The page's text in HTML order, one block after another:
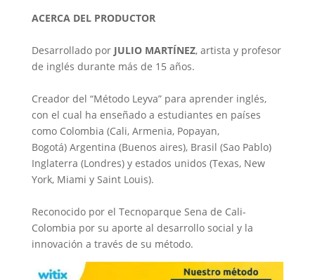
ACERCA DEL PRODUCTOR
Desarrollado por JULIO MARTÍNEZ, artista y profesor
de inglés durante más de 15 años.
Creador del “Método Leyva” para aprender inglés,
con el cual ha enseñado a estudiantes en países
como Colombia (Cali, Armenia, Popayan,
Bogotá) Argentina (Buenos aires), Brasil (Sao Pablo)
Inglaterra (Londres) y estados unidos (Texas, New
York, Miami y Saint Louis).
Reconocido por el Tecnoparque Sena de Cali-
Colombia por su aporte al desarrollo social y la
innovación a través de su método.